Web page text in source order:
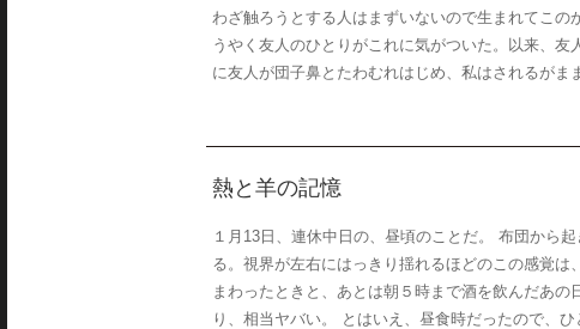
わざ触ろうとする人はまずいないので生まれてこ
うやく友人のひとりがこれに気がついた。以来、
に友人が団子鼻とたわむれはじめ、私はされるがま
熱と羊の記憶
１月13日、連休中日の、昼頃のことだ。 布団から
る。視界が左右にはっきり揺れるほどのこの感覚
まわったときと、あとは朝５時まで酒を飲んだあ
り、相当ヤバい。 とはいえ、昼食時だったので、ひ